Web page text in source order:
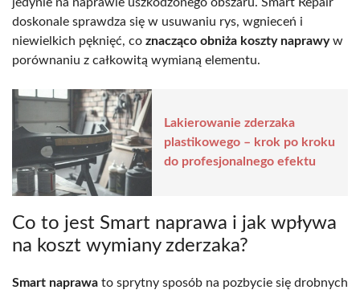
doskonale sprawdza się w usuwaniu rys, wgnieceń i
niewielkich pęknięć, co znacząco obniża koszty naprawyw
porównaniu z całkowitą wymianą elementu.
Lakierowanie zderzaka
plastikowego – krok po kroku
do profesjonalnego efektu
Co to jest Smart naprawa i jak wpływa
na koszt wymiany zderzaka?
Smart naprawa to sprytny sposób na pozbycie się drobnych